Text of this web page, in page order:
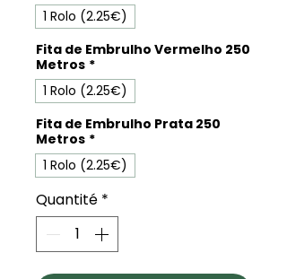
1 Rolo (2.25€)
Fita de Embrulho Vermelho 250
Metros *
1 Rolo (2.25€)
Fita de Embrulho Prata 250
Metros *
1 Rolo (2.25€)
Quantité *